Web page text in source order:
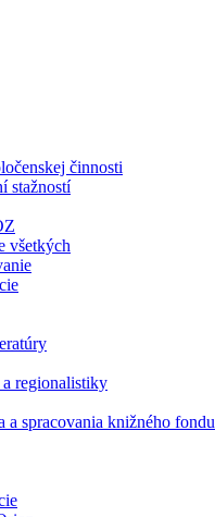
činnosti
stažností
všetkých
regionalistiky
a spracovania knižného fondu